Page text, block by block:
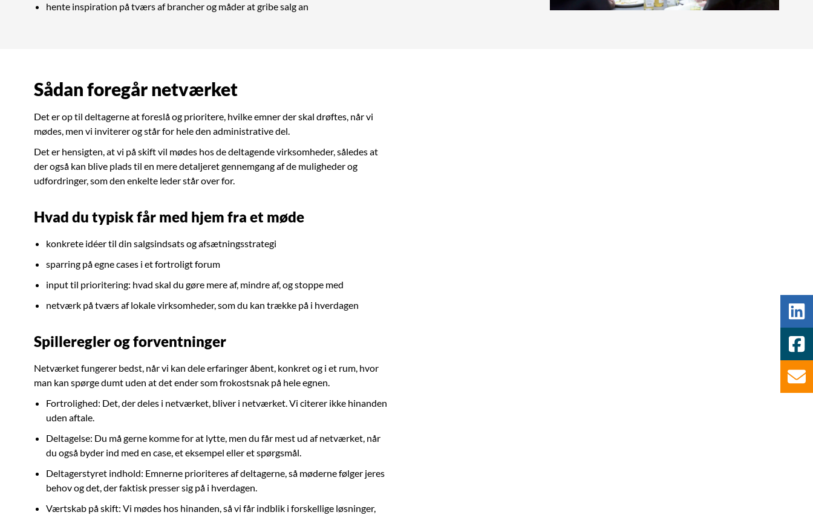
hente inspiration på tværs af brancher og måder at gribe salg an
Sådan foregår netværket
Det er op til deltagerne at foreslå og prioritere, hvilke emner der skal drøftes, når vi
mødes, men vi inviterer og står for hele den administrative del.
Det er hensigten, at vi på skift vil mødes hos de deltagende virksomheder, således at
der også kan blive plads til en mere detaljeret gennemgang af de muligheder og
udfordringer, som den enkelte leder står over for.
Hvad du typisk får med hjem fra et møde
konkrete idéer til din salgsindsats og afsætningsstrategi
sparring på egne cases i et fortroligt forum
input til prioritering: hvad skal du gøre mere af, mindre af, og stoppe med
netværk på tværs af lokale virksomheder, som du kan trække på i hverdagen
Spilleregler og forventninger
Netværket fungerer bedst, når vi kan dele erfaringer åbent, konkret og i et rum, hvor
man kan spørge dumt uden at det ender som frokostsnak på hele egnen.
Fortrolighed: Det, der deles i netværket, bliver i netværket. Vi citerer ikke hinanden
uden aftale.
Deltagelse: Du må gerne komme for at lytte, men du får mest ud af netværket, når
du også byder ind med en case, et eksempel eller et spørgsmål.
Deltagerstyret indhold: Emnerne prioriteres af deltagerne, så møderne følger jeres
behov og det, der faktisk presser sig på i hverdagen.
Værtskab på skift: Vi mødes hos hinanden, så vi får indblik i forskellige løsninger,